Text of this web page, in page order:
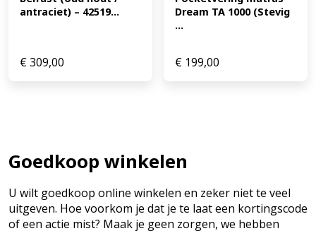
antraciet) – 42519...
€309,00
Dream TA 1000 (Stevig
...
€ 199,00
Goedkoop winkelen
U wilt goedkoop online winkelen en zeker niet te veel
uitgeven. Hoe voorkom je dat je te laat een kortingscode
of een actie mist? Maak je geen zorgen, we hebben